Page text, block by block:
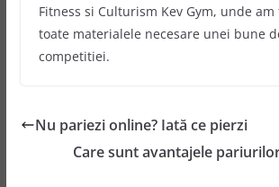
Fitness si Culturism Kev Gym, unde
toate materialele necesare unei bune
competitiei.
Nu pariezi online? Iată ce pierzi
Care sunt avantajele